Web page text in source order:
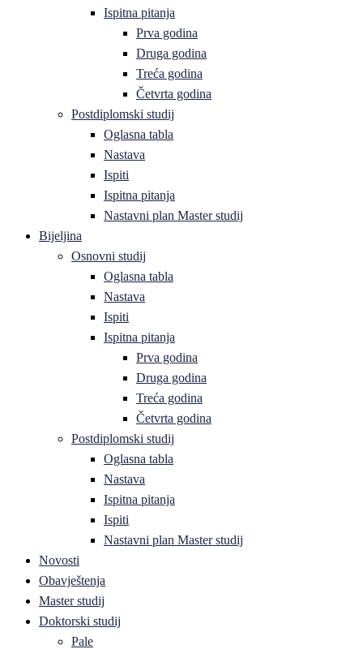
Ispitna pitanja
Prva godina
Druga godina
Treća godina
Četvrta godina
Postdiplomski studij
Oglasna tabla
Nastava
Ispiti
Ispitna pitanja
Nastavni plan Master studij
Bijeljina
Osnovni studij
Oglasna tabla
Nastava
Ispiti
Ispitna pitanja
Prva godina
Druga godina
Treća godina
Četvrta godina
Postdiplomski studij
Oglasna tabla
Nastava
Ispitna pitanja
Ispiti
Nastavni plan Master studij
Novosti
Obavještenja
Master studij
Doktorski studij
Pale